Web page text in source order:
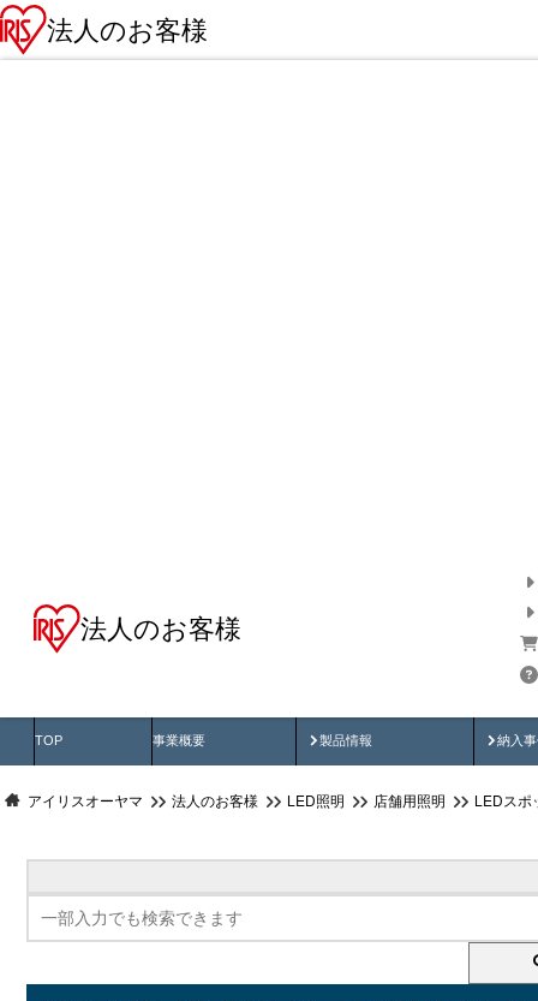
法人のお客様
法人のお客様
TOP 事業概要 製品情報
製品動画 納入
納
アイリスオーヤマ 法人のお客様 LED照明 店舗用照明 LEDスポ